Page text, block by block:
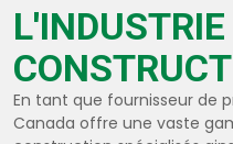
En tant que fournisseur de
Canada offre une vaste